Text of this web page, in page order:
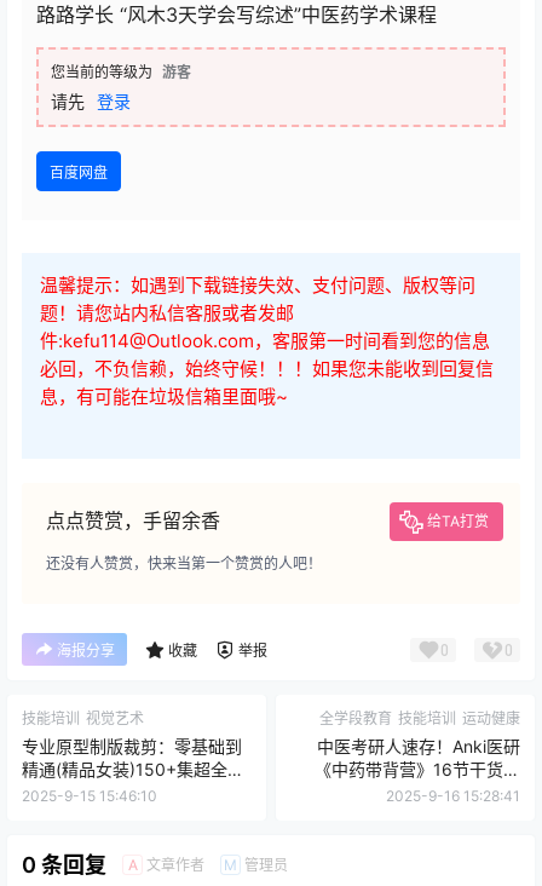
路路学长 “风木3天学会写综述”中医药学术课程
您当前的等级为 游客
请先 登录
百度网盘
温馨提示：如遇到下载链接失效、支付问题、版权等问
题！请您站内私信客服或者发邮
件:kefu114@Outlook.com，客服第一时间看到您的信息
必回，不负信赖，始终守候！！！如果您未能收到回复信
息，有可能在垃圾信箱里面哦~
点点赞赏，手留余香 给TA打赏
还没有人赞赏，快来当第一个赞赏的人吧！
海报分享 收藏 举报 0 0
技能培训 视觉艺术
专业原型制版裁剪：零基础到
精通(精品女装)150+集超全系
统教程，小白也能逆袭专业版
2025-9-15 15:46:10
全学段教育 技能培训 运动健康
中医考研人速存！Anki医研
《中药带背营》16节干货视
频，懒人通关秘籍！
2025-9-16 15:28:41
0 条回复 A 文章作者 M 管理员